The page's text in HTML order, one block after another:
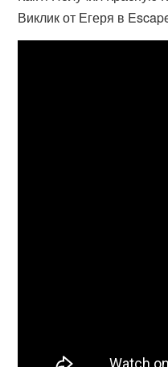
Виклик от Егеря в